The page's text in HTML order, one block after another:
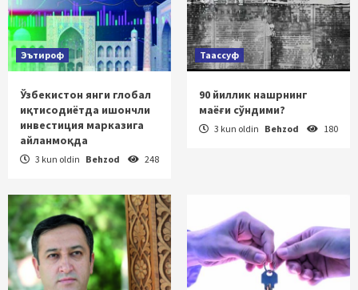
Эътироф
Ўзбекистон янги глобал
иқтисодиётда ишончли
инвестиция марказига
айланмоқда
3 kun oldin Behzod 248
Таассуф
90 йиллик нашрнинг
маёғи сўндими?
3 kun oldin Behzod 180